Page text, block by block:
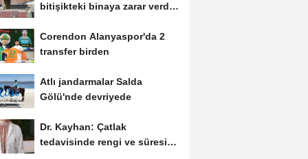
bitişikteki binaya zarar verdi;
Corendon Alanyaspor'da 2
transfer birden
Atlı jandarmalar Salda
Gölü'nde devriyede
Dr. Kayhan: Çatlak
tedavisinde rengi ve süresi